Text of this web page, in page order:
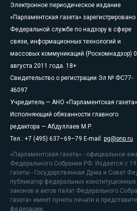
Электронное периодическое издание
«Парламентская газета» зарегистрировано
Федеральной службе по надзору в сфере
связи, информационных технологий и
массовых коммуникаций (Роскомнадзор)
августа 2011 года. 18+
Свидетельство о регистрации Эл № ФС77-
46097
Учредитель — АНО «Парламентская газета»
Исполняющий обязанности главного
редактора — Абдуллаев М.Р.
Тел.: +7 (495) 637–69–79 E-mail: pg@pnp.ru
«Парламентская газета» - официальное
Федерального Собрания РФ. Издается с
газеты - Государственная Дума и Совет
публикатор федеральных
законов и актов палат Федерального
газета» имеет пункты печати и
федерации.